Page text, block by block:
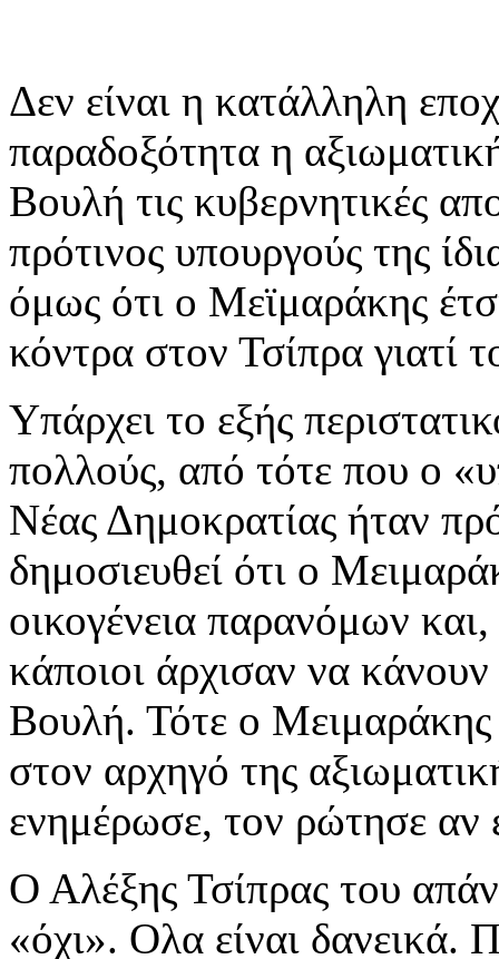
Δεν είναι η κατάλληλη
παραδοξότητα η
Βουλή τις κυβερνητικές
πρότινος υπουργούς της
όμως ότι ο Μεϊμαράκης
κόντρα στον Τσίπρα γιατί
Υπάρχει το εξής
πολλούς, από τότε που ο
Νέας Δημοκρατίας ήταν
δημοσιευθεί ότι ο
οικογένεια παρανόμων
κάποιοι άρχισαν να
Βουλή. Τότε ο
στον αρχηγό της
ενημέρωσε, τον ρώτησε αν
Ο Αλέξης Τσίπρας του
«όχι». Ολα είναι